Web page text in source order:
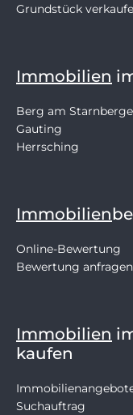
Grundstück
Immobilien
Berg am
Gauting
Herrsching
Immobilien
Online-Bewertung
Bewertung anfragen
Immobilien
kaufen
Suchauftrag